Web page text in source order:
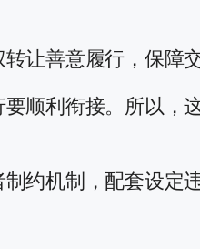
让善意履行，保障
顺利衔接。所以，
约机制，配套设定